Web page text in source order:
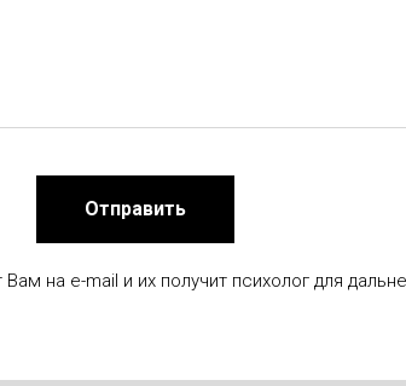
Отправить
на e-mail и их получит психолог для